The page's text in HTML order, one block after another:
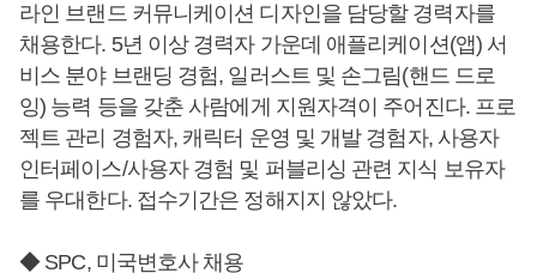
라인 브랜드 커뮤니케이션 디자인을 담당할 경력자를
채용한다. 5년 이상 경력자 가운데 애플리케이션(앱) 서
비스 분야 브랜딩 경험, 일러스트 및 손그림(핸드 드로
잉) 능력 등을 갖춘 사람에게 지원자격이 주어진다. 프로
젝트 관리 경험자, 캐릭터 운영 및 개발 경험자, 사용자
인터페이스/사용자 경험 및 퍼블리싱 관련 지식 보유자
를 우대한다. 접수기간은 정해지지 않았다.
◆ SPC, 미국변호사 채용